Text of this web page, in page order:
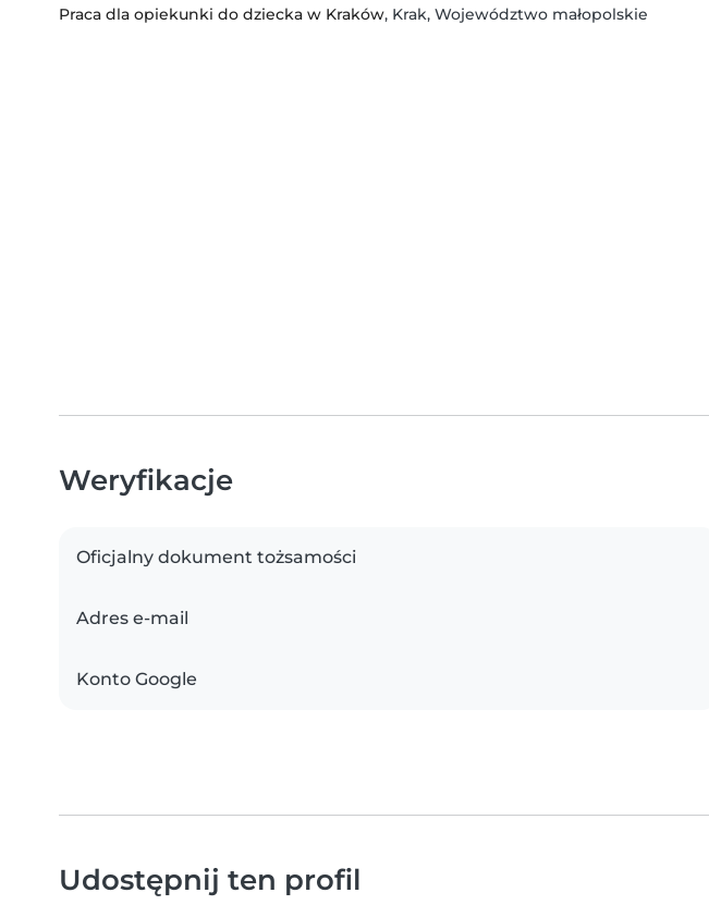
Praca dla opiekunki do dziecka w Kraków, Krak, Województwo małopolskie
Weryfikacje
Oficjalny dokument tożsamości
Adres e-mail
Konto Google
Udostępnij ten profil